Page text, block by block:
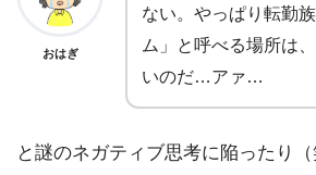
おはぎ
ない。やっぱり転勤
ム」と呼べる場所は
いのだ…アァ…
と謎のネガティブ思考に陥ったり